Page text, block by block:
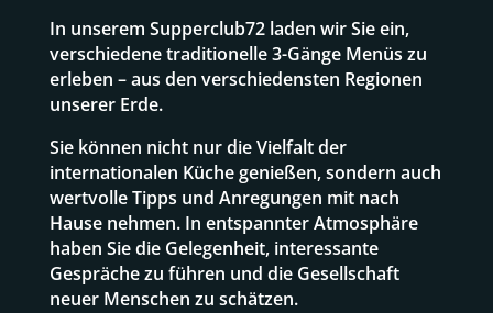
In unserem Supperclub72 laden wir Sie ein,
verschiedene traditionelle 3-Gänge Menüs zu
erleben – aus den verschiedensten Regionen
unserer Erde.
Sie können nicht nur die Vielfalt der
internationalen Küche genießen, sondern auch
wertvolle Tipps und Anregungen mit nach
Hause nehmen. In entspannter Atmosphäre
haben Sie die Gelegenheit, interessante
Gespräche zu führen und die Gesellschaft
neuer Menschen zu schätzen.